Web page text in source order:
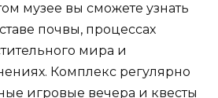
музее вы сможете узнать
почвы, процессах
мира и
Комплекс регулярно
игровые вечера и квесты